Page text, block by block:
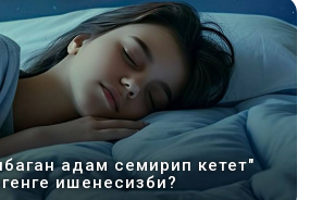
адам семирип кетет"
ишенесизби?